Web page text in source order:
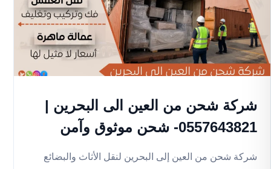
شركة شحن من العين الى البحرين |
0557643821- شحن موثوق وآمن
شركة شحن من العين إلى البحرين لنقل الأثاث والبضائع